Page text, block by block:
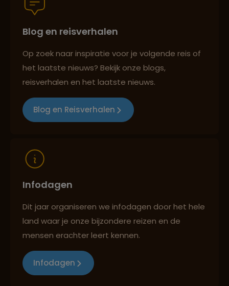
Best beoordeelde reisroutes
Reizen met oog voor mens, cultuur en milieu
Blog en reisverhalen
Op zoek naar inspiratie voor je volgende reis of
het laatste nieuws? Bekijk onze blogs,
reisverhalen en het laatste nieuws.
Blog en Reisverhalen
Infodagen
Dit jaar organiseren we infodagen door het hele
land waar je onze bijzondere reizen en de
mensen erachter leert kennen.
Infodagen